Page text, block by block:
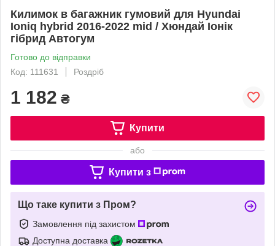
Килимок в багажник гумовий для Hyundai
Ioniq hybrid 2016-2022 mid / Хюндай Іонік
гібрид Автогум
Готово до відправки
Код: 111631
Роздріб
1 182 ₴
Купити
або
Купити з
Що таке купити з Пром?
Замовлення під захистом
Доступна доставка